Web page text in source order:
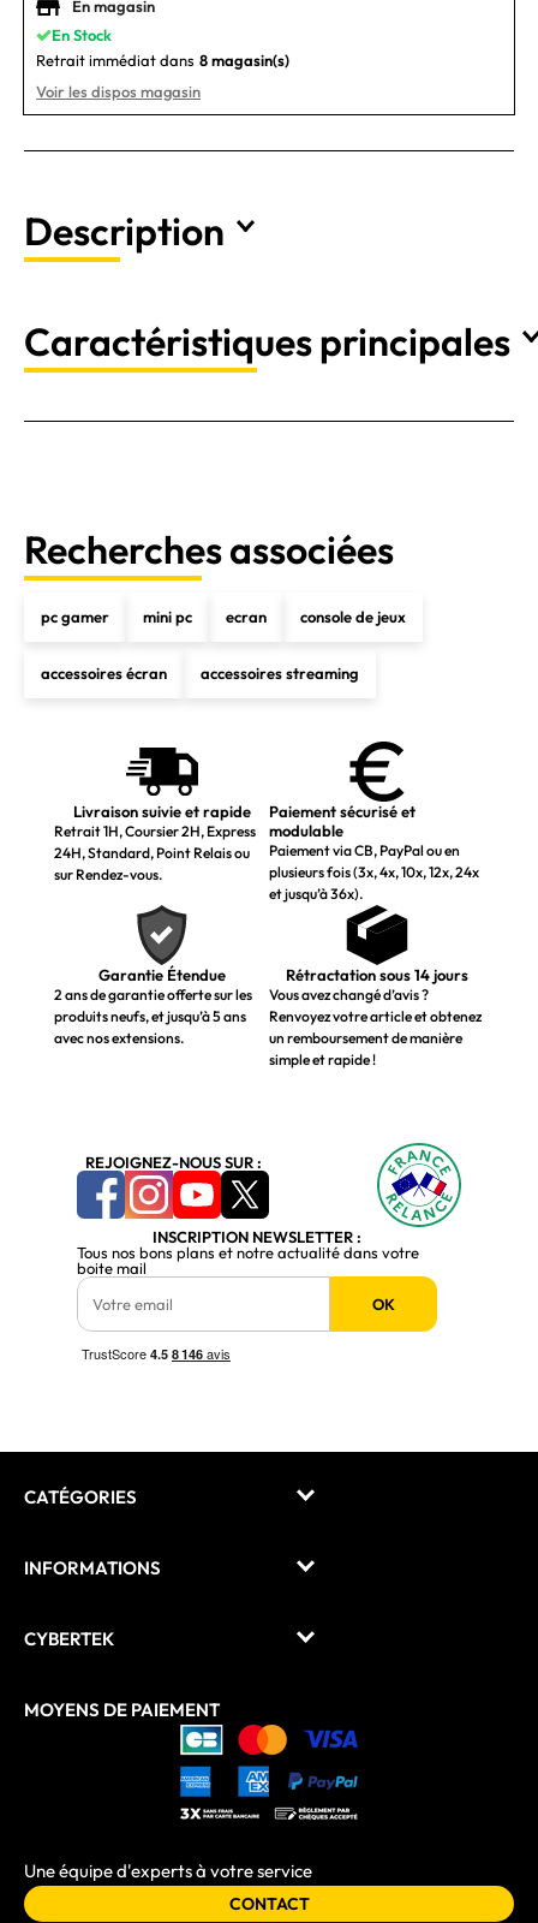
En magasin
En Stock
Retrait immédiat dans 8 magasin(s)
Voir les dispos magasin
Description
Caractéristiques principales
Recherches associées
pc gamer mini pc ecran console de jeux
accessoires écran accessoires streaming
Livraison suivie et rapide
Retrait 1H, Coursier 2H, Express
24H, Standard, Point Relais ou
sur Rendez-vous.
Paiement sécurisé et
modulable
Paiement via CB, PayPal ou en
plusieurs fois (3x, 4x, 10x, 12x, 24x
et jusqu’à 36x).
Garantie Étendue
2 ans de garantie offerte sur les
produits neufs, et jusqu’à 5 ans
avec nos extensions.
Rétractation sous 14 jours
Vous avez changé d’avis ?
Renvoyez votre article et obtenez
un remboursement de manière
simple et rapide !
REJOIGNEZ-NOUS SUR :
INSCRIPTION NEWSLETTER :
Tous nos bons plans et notre actualité dans votre
boite mail
OK
CATÉGORIES
INFORMATIONS
CYBERTEK
MOYENS DE PAIEMENT
Une équipe d'experts à votre service
CONTACT